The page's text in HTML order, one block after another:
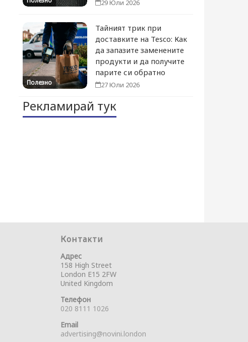
29 Юли 2026
Полезно
Тайният трик при
доставките на Tesco: Как
да запазите заменените
продукти и да получите
парите си обратно
27 Юли 2026
Рекламирай тук
Контакти
Адрес
158 High Street
London E15 2FW
United Kingdom
Телефон
020 8111 1026
Email
advertising@novini.london